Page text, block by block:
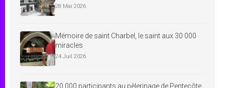
28 Mai 2026
Mémoire de saint Charbel, le saint aux 30 000
miracles
24 Juil 2026
20 000 participants au pèlerinage de Pentecôte